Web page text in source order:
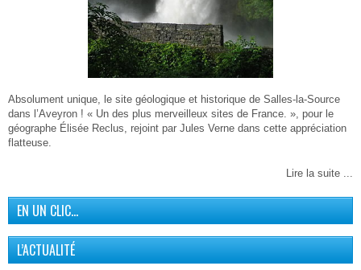
Absolument unique, le site géologique et historique de Salles-la-Source
dans l’Aveyron ! « Un des plus merveilleux sites de France. », pour le
géographe Élisée Reclus, rejoint par Jules Verne dans cette appréciation
flatteuse.
Lire la suite ...
EN UN CLIC…
L’ACTUALITÉ